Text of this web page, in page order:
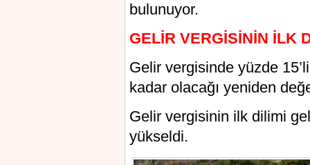
bulunuyor.
GELİR VERGİSİNİN İLK
Gelir vergisinde yüzde
kadar olacağı yeniden
Gelir vergisinin ilk dilimi
yükseldi.